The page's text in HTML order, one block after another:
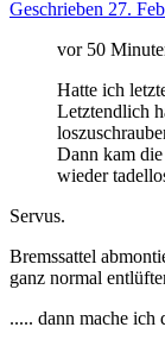
Geschrieben 27.
vor 50
Hatte ich
Letztendlich
Dann kam
wieder
Servus.
Bremssattel
ganz normal
..... dann mache ich